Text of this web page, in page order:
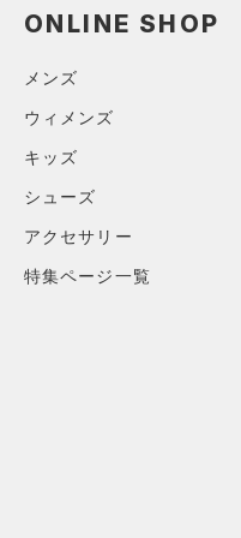
フィット性
軽量性
ONLINE SHOP
メンズ
ウィメンズ
キッズ
シューズ
アクセサリー
特集ページ一覧